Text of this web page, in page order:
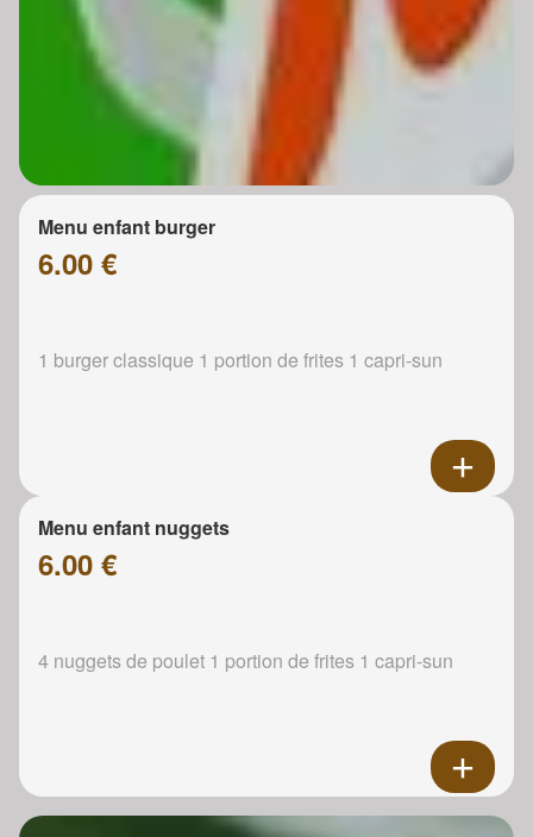
Menu enfant burger
6.00 €
1 burger classique 1 portion de frites 1 capri-sun
Menu enfant nuggets
6.00 €
4 nuggets de poulet 1 portion de frites 1 capri-sun